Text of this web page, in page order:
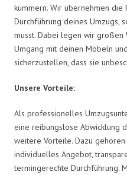
kümmern. Wir übernehmen die
Durchführung deines Umzugs,
musst. Dabei legen wir
Umgang mit deinen Möbeln
sicherzustellen, dass sie
Unsere Vorteile:
Als professionelles
eine reibungslose Abwicklung
weitere Vorteile. Dazu
individuelles Angebot,
termingerechte Durchführung.